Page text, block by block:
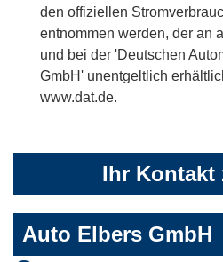
den offiziellen
entnommen werden, der an
und bei der 'Deutschen
GmbH' unentgeltlich
www.dat.de.
Ihr Kontakt
Auto Elbers GmbH